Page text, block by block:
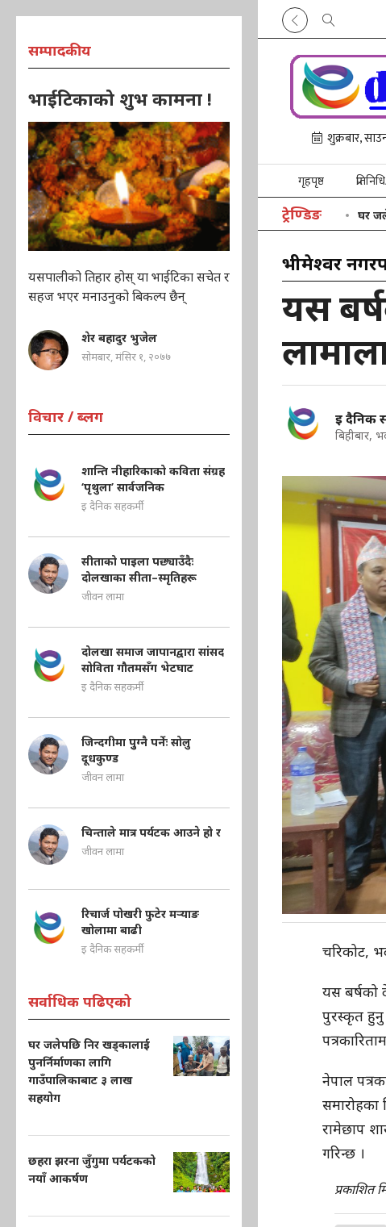
सम्पादकीय
भाईटिकाको शुभ कामना !
यसपालीको तिहार होस् या भाईटिका सचेत र
सहज भएर मनाउनुको बिकल्प छैन्
शेर बहादुर भुजेल
सोमबार, मंसिर १, २०७७
विचार / ब्लग
शान्ति नीहारिकाको कविता संग्रह
‘पृथुला’ सार्वजनिक
इ दैनिक सहकर्मी
सीताको पाइला पछ्याउँदैः
दोलखाका सीता–स्मृतिहरू
जीवन लामा
दोलखा समाज जापानद्वारा सांसद
सोविता गौतमसँग भेटघाट
इ दैनिक सहकर्मी
जिन्दगीमा पुुग्नै पर्नेः सोलु
दूधकुण्ड
जीवन लामा
चिन्ताले मात्र पर्यटक आउने हो र
जीवन लामा
रिचार्ज पोखरी फुटेर मऱ्याङ
खोलामा बाढी
इ दैनिक सहकर्मी
सर्वाधिक पढिएको
घर जलेपछि निर खड्कालाई
पुनर्निर्माणका लागि
गाउँपालिकाबाट ३ लाख
सहयोग
छहरा झरना जुँगुमा पर्यटकको
नयाँ आकर्षण
गृहपृष्ठ
ट्रेण्डिङ घर
भीमेश्वर
यस
इ दैनिक
बिहीबार,
चरिकोट,
यस बर्षको
पुरस्कृत हुनु
नेपाल
रामेछाप
गरिन्छ ।
प्रकाशित